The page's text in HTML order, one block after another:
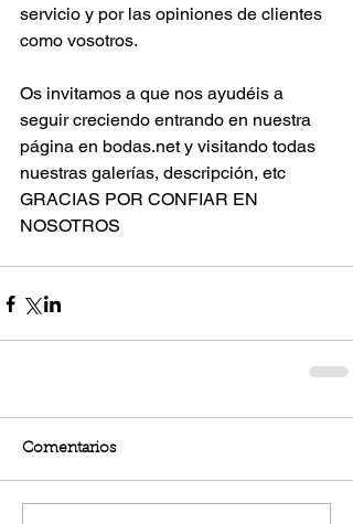
servicio y por las opiniones de clientes
como vosotros.
Os invitamos a que nos ayudéis a
seguir creciendo entrando en nuestra
página en bodas.net y visitando todas
nuestras galerías, descripción, etc
GRACIAS POR CONFIAR EN
NOSOTROS
Comentarios